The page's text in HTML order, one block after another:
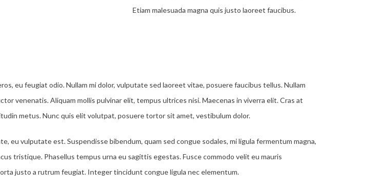
Etiam malesuada magna quis justo laoreet faucibus.
eu feugiat odio. Nullam mi dolor, vulputate sed laoreet vitae, posuere faucibus tellus. Nullam
venenatis. Aliquam mollis pulvinar elit, tempus ultrices nisi. Maecenas in viverra elit. Cras at
metus. Nunc quis elit volutpat, posuere tortor sit amet, vestibulum dolor.
eu vulputate est. Suspendisse bibendum, quam sed congue sodales, mi ligula fermentum magna,
tristique. Phasellus tempus urna eu sagittis egestas. Fusce commodo velit eu mauris
justo a rutrum feugiat. Integer tincidunt congue ligula nec elementum.